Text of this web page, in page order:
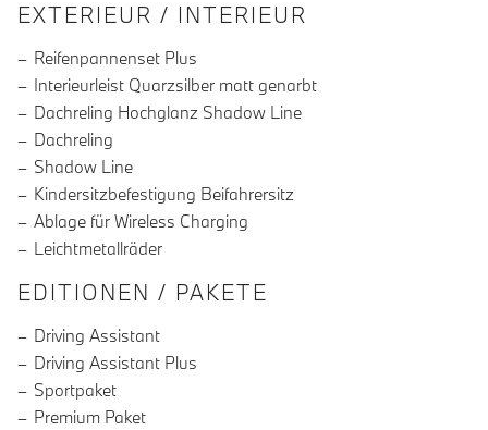
EXTERIEUR / INTERIEUR
Reifenpannenset Plus
Interieurleist Quarzsilber matt genarbt
Dachreling Hochglanz Shadow Line
Dachreling
Shadow Line
Kindersitzbefestigung Beifahrersitz
Ablage für Wireless Charging
Leichtmetallräder
EDITIONEN / PAKETE
Driving Assistant
Driving Assistant Plus
Sportpaket
Premium Paket